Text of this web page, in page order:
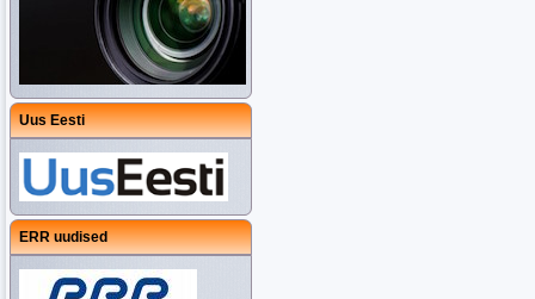
Uus Eesti
ERR uudised